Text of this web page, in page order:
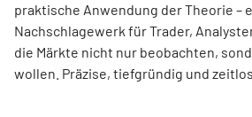
praktische Anwendung der Theorie –
Nachschlagewerk für Trader,
die Märkte nicht nur beobachten,
wollen. Präzise, tiefgründig und